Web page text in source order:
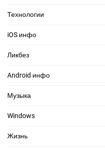
Технологии
iOS инфо
Ликбез
Android инфо
Музыка
Windows
Жизнь